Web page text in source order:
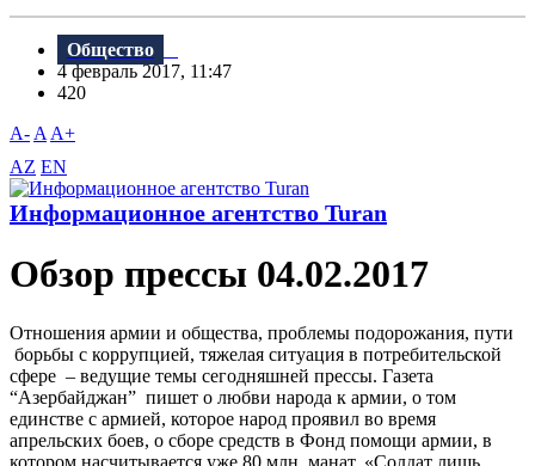
Общество
4 февраль 2017, 11:47
420
A- A A+
AZ EN
Информационное агентство Turan
Обзор прессы 04.02.2017
Oтношения армии и общества, проблемы подорожания, пути
борьбы с коррупцией, тяжелая ситуация в потребительской
сфере – ведущие темы сегодняшней прессы. Газета
“Aзербайджан” пишет о любви народа к армии, о том
единстве с армией, которое народ проявил во время
апрельских боев, о сборе средств в Фонд помощи армии, в
котором насчитывается уже 80 млн. манат. «Солдат лишь